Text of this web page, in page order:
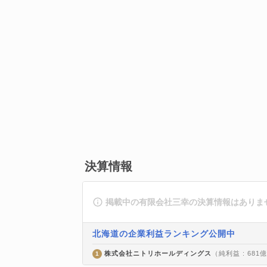
決算情報
掲載中の有限会社三幸の決算情報はありま
北海道の企業利益ランキング公開中
1 株式会社ニトリホールディングス （純利益 : 681